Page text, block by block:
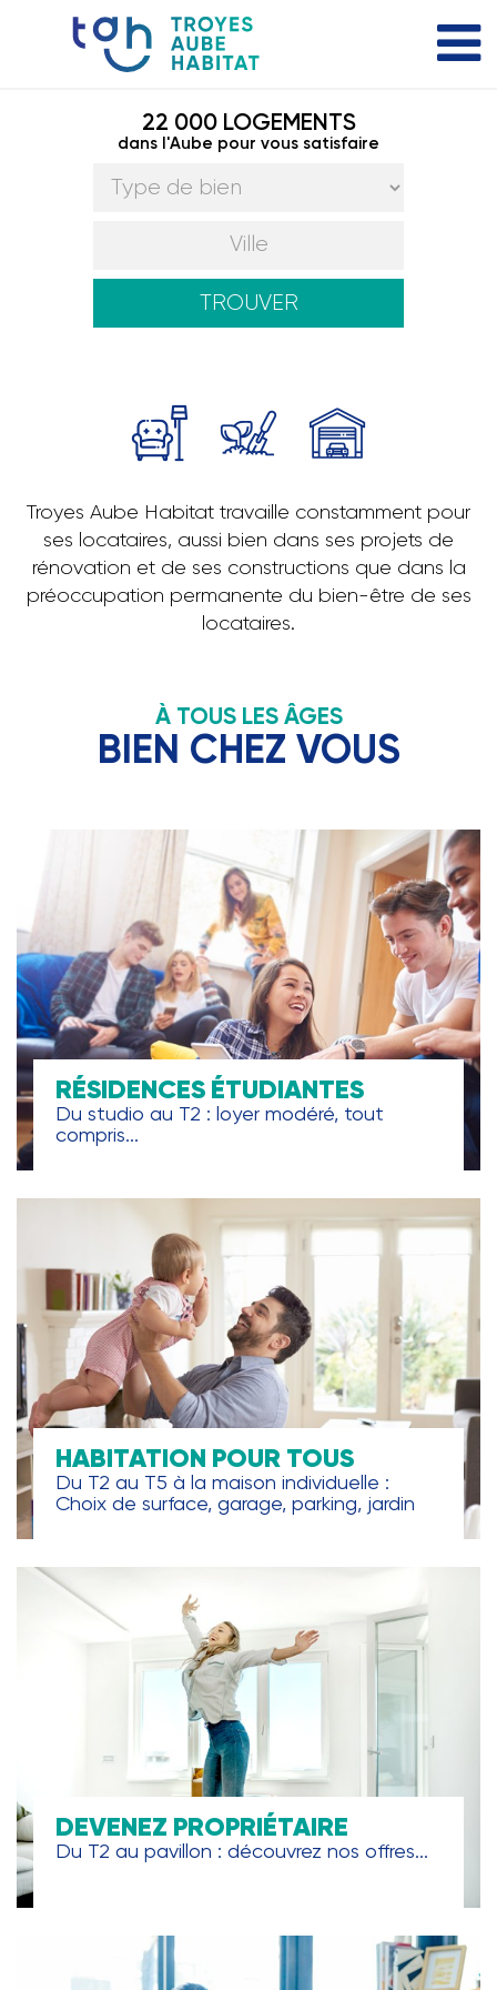
22 000 LOGEMENTS
dans l'Aube pour vous satisfaire
TROUVER
Troyes Aube Habitat travaille constamment pour
ses locataires, aussi bien dans ses projets de
rénovation et de ses constructions que dans la
préoccupation permanente du bien-être de ses
locataires.
À TOUS LES ÂGES
BIEN CHEZ VOUS
RÉSIDENCES ÉTUDIANTES
Du studio au T2 : loyer modéré, tout
compris...
HABITATION POUR TOUS
Du T2 au T5 à la maison individuelle :
Choix de surface, garage, parking, jardin
DEVENEZ PROPRIÉTAIRE
Du T2 au pavillon : découvrez nos offres...